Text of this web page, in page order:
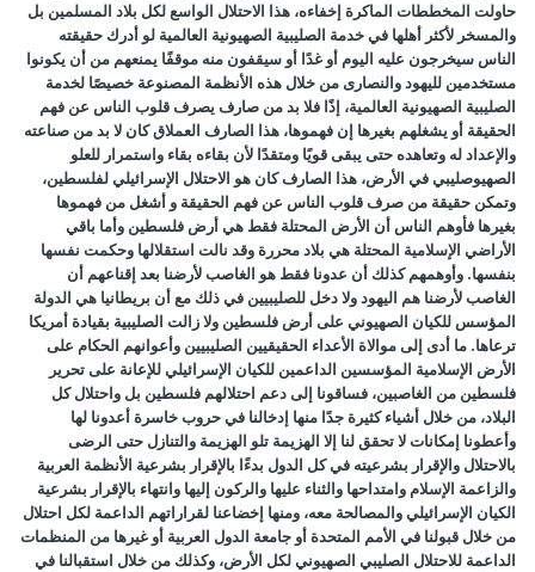
حاولت المخططات الماكرة إخفاءه، هذا الاحتلال الواسع لكل بلاد المسلمين بل
والمسخر لأكثر أهلها في خدمة الصليبية الصهيونية العالمية لو أدرك حقيقته
الناس سيخرجون عليه اليوم أو غدًا أو سيقفون منه موقفًا يمنعهم من أن يكونوا
مستخدمين لليهود والنصارى من خلال هذه الأنظمة المصنوعة خصيصًا لخدمة
الصليبية الصهيونية العالمية، إذًا فلا بد من صارف يصرف قلوب الناس عن فهم
الحقيقة أو يشغلهم بغيرها إن فهموها، هذا الصارف العملاق كان لا بد من صناعته
والإعداد له وتعاهده حتى يبقى قويًا ومتقدًا لأن بقاءه بقاء واستمرار للعلو
الصهيوصليبي في الأرض، هذا الصارف كان هو الاحتلال الإسرائيلي لفلسطين،
وتمكن حقيقة من صرف قلوب الناس عن فهم الحقيقة و أشغل من فهموها
بغيرها فأوهم الناس أن الأرض المحتلة فقط هي أرض فلسطين وأما باقي
الأراضي الإسلامية المحتلة هي بلاد محررة وقد نالت استقلالها وحكمت نفسها
بنفسها. وأوهمهم كذلك أن عدونا فقط هو الغاصب لأرضنا بعد إقناعهم أن
الغاصب لأرضنا هم اليهود ولا دخل للصليبيين في ذلك مع أن بريطانيا هي الدولة
المؤسس للكيان الصهيوني على أرض فلسطين ولا زالت الصليبية بقيادة أمريكا
ترعاها. ما أدى إلى موالاة الأعداء الحقيقيين الصليبيين وأعوانهم الحكام على
الأرض الإسلامية المؤسسين الداعمين للكيان الإسرائيلي للإعانة على تحرير
فلسطين من الغاصبين، فساقونا إلى دعم احتلالهم فلسطين بل واحتلال كل
البلاد، من خلال أشياء كثيرة جدًا منها إدخالنا في حروب خاسرة أعدونا لها
وأعطونا إمكانات لا تحقق لنا إلا الهزيمة تلو الهزيمة والتنازل حتى الرضى
بالاحتلال والإقرار بشرعيته في كل الدول بدءًا بالإقرار بشرعية الأنظمة العربية
والزاعمة الإسلام وامتداحها والثناء عليها والركون إليها وانتهاء بالإقرار بشرعية
الكيان الإسرائيلي والمصالحة معه، ومنها إخضاعنا لقراراتهم الداعمة لكل احتلال
من خلال قبولنا في الأمم المتحدة أو جامعة الدول العربية أو غيرها من المنظمات
الداعمة للاحتلال الصليبي الصهيوني لكل الأرض، وكذلك من خلال استقبالنا في